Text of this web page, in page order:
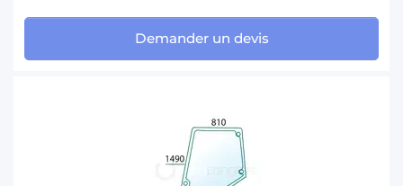
Demander un devis